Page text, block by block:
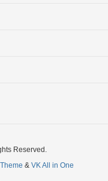
Reserved.
& VK All in One